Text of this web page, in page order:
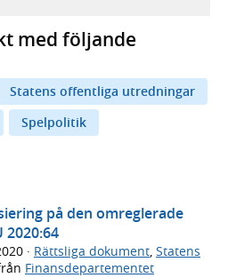
med följande
Statens offentliga utredningar
Spelpolitik
på den omreglerade
2020:64
· Rättsliga dokument, Statens
Finansdepartementet